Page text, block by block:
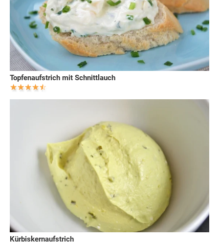
Topfenaufstrich mit Schnittlauch
Kürbiskernaufstrich